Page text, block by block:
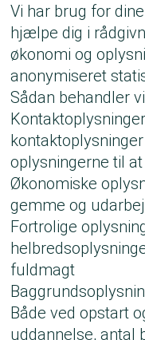
Vi har brug for
hjælpe dig i
økonomi og
anonymiseret
Sådan behandler
oplysningerne til
Økonomiske
gemme og
Fortrolige
fuldmagt
Både ved opstart
uddannelse, antal